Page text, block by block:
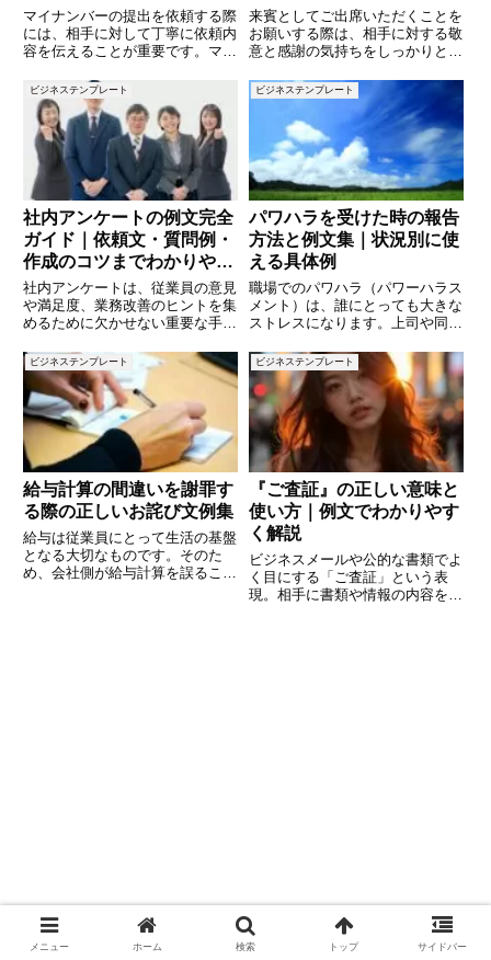
ト
マイナンバーの提出を依頼する際
には、相手に対して丁寧に依頼内
容を伝えることが重要です。マイ
内容を明確にし、相手に安心感を
与えることが求められます。この
記事では、マイナンバー提出を依
頼する際に使えるメールの文例を
来賓としてご出席いただくことを
お願いする際は、相手に対する敬
意と感謝の気持ちをしっかりと伝
的な日時や内容を明確に記載する
ことで、相手にとって対応しやす
い依頼となります。この記事で
は、来賓出席を依頼する際に使え
る
ビジネステンプレート
社内アンケートの例文完全
ガイド｜依頼文・質問例・
作成のコツまでわかりやす
く解説
社内アンケートは、従業員の意見
や満足度、業務改善のヒントを集
めるために欠かせない重要な手段
すればよいのか」「どんな質問を
設定すればよいのか」と悩む方も
多いのではないでしょうか。適切
な文章と設計ができていないと、
ビジネステンプレート
パワハラを受けた時の報告
方法と例文集｜状況別に使
える具体例
職場でのパワハラ（パワーハラス
メント）は、誰にとっても大きな
ストレスになります。上司や同僚
出たり、心身の健康を損なったり
するケースも少なくありません。
そんなとき、勇気を持って「報
告」することが、自分を守る第一
歩
ビジネステンプレート
給与計算の間違いを謝罪す
る際の正しいお詫び文例集
給与は従業員にとって生活の基盤
となる大切なものです。そのた
め、会社側が給与計算を誤ること
ビジネステンプレート
『ご査証』の正しい意味と
使い方｜例文でわかりやす
く解説
ビジネスメールや公的な書類でよ
く目にする「ご査証」という表
現。相手に書類や情報の内容を確
メニュー ホーム 検索 トップ サイドバー